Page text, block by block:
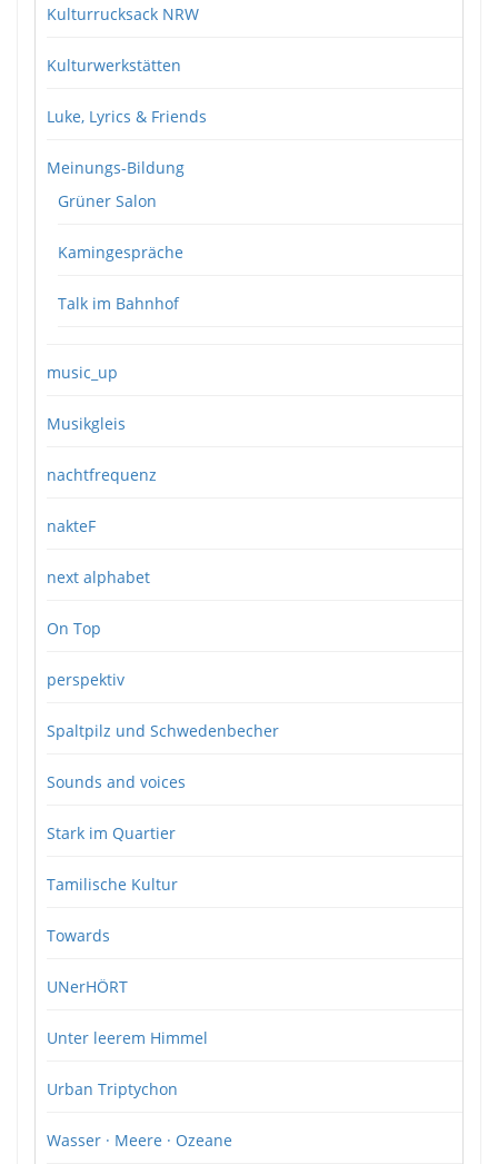
Kulturrucksack NRW
Kulturwerkstätten
Luke, Lyrics & Friends
Meinungs-Bildung
Grüner Salon
Kamingespräche
Talk im Bahnhof
music_up
Musikgleis
nachtfrequenz
nakteF
next alphabet
On Top
perspektiv
Spaltpilz und Schwedenbecher
Sounds and voices
Stark im Quartier
Tamilische Kultur
Towards
UNerHÖRT
Unter leerem Himmel
Urban Triptychon
Wasser · Meere · Ozeane